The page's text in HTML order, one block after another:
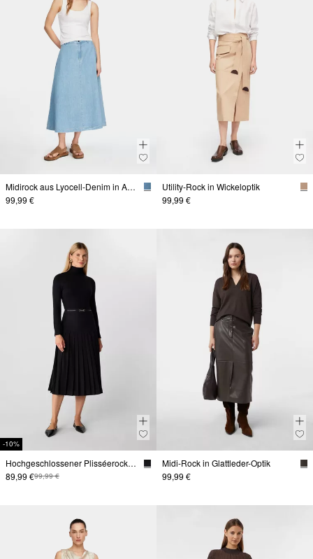
Midirock aus Lyocell-Denim in A-Linie
99,99 €
Utility-Rock in Wickeloptik
99,99 €
-10%
Hochgeschlossener Plisséerock mit Zier-Detail
89,99 €99,99 €
Midi-Rock in Glattleder-Optik
99,99 €